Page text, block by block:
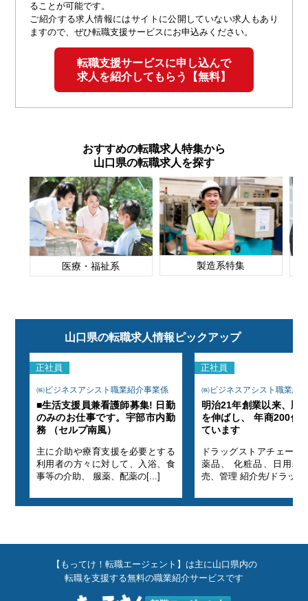
ることが可能です。
ご紹介する求人情報にはサイトに公開していない求人もあり
ますので、ぜひ転職支援サービスにお申込みください。
転職支援サービスに申し込んで
求人を紹介してもらう【無料】
おすすめの転職求人特集から
山口県の転職求人を探す
医療・福祉系 製造系特集
山口県の転職求人情報ピックアップ
正社員
㈱ビジネスアシスト職業紹介事業係
■生活支援員兼看護師募集! 日勤
のみのお仕事です。宇部市内勤
務 （セルプ南風）
主に介助や療育支援を必要とする
利用者の方々に対して、入浴、食
事等の介助、 服薬、配薬の[...]
正社員
㈱ビジネスアシスト職業紹
明治21年創業以来、順
を伸ばし、 年商200億
ています
ドラッグストアチェーン
薬品、 化粧品、日用雑
売、管理 紹介先/ドラッ
【もってけ！転職エージェント】は主に山口県内の
転職を支援する無料の職業紹介サービスです